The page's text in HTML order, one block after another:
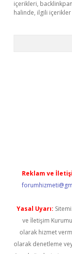
içerikleri,
halinde, ilgili içerikler
Reklam ve
Yasal Uyarı:
ve İletişim
olarak hizmet
olarak denetleme